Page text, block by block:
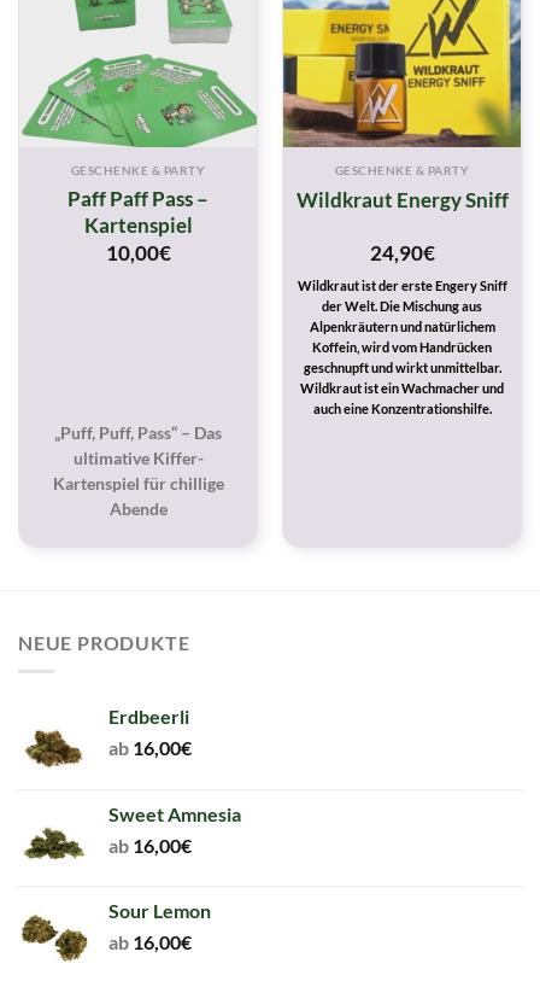
GESCHENKE & PARTY
Paff Paff Pass –
Kartenspiel
10,00€
„Puff, Puff, Pass“ – Das
ultimative Kiffer-
Kartenspiel für chillige
Abende
GESCHENKE & PARTY
Wildkraut Energy Sniff
24,90€
Wildkraut ist der erste Engery Sniff
der Welt. Die Mischung aus
Alpenkräutern und natürlichem
Koffein, wird vom Handrücken
geschnupft und wirkt unmittelbar.
Wildkraut ist ein Wachmacher und
auch eine Konzentrationshilfe.
NEUE PRODUKTE
Erdbeerli
ab 16,00€
Sweet Amnesia
ab 16,00€
Sour Lemon
ab 16,00€